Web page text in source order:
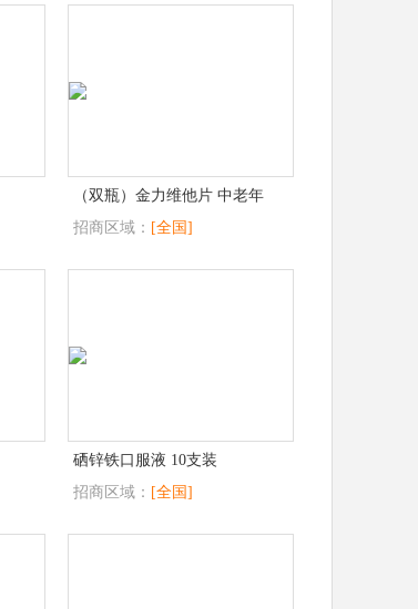
（双瓶）金力维他片 中老年
招商区域： [全国]
硒锌铁口服液 10支装
招商区域： [全国]